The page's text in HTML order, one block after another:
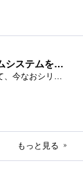
ストーリーはそのままにゲームシステムを現代化
もっと見る